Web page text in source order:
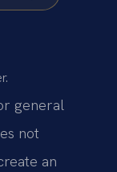
general
not
an